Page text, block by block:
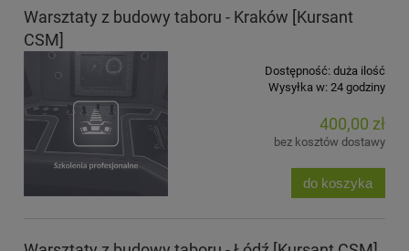
Warsztaty z budowy taboru - Kraków [Kursant
CSM]
Dostępność: duża ilość
Wysyłka w: 24 godziny
400,00 zł
bez kosztów dostawy
do koszyka